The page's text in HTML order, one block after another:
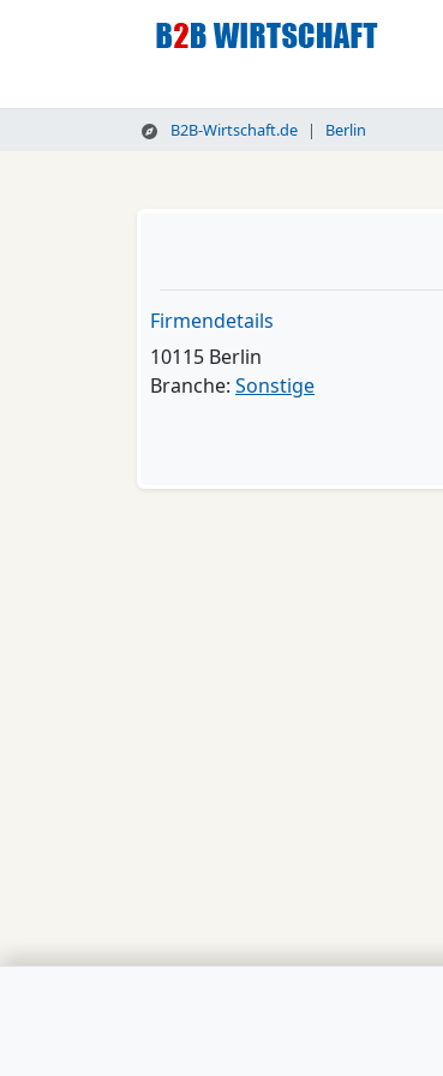
B2B-Wirtschaft.de Berlin
Firmendetails
10115 Berlin
Branche: Sonstige